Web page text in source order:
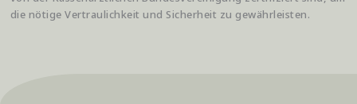
die nötige Vertraulichkeit und Sicherheit zu gewährleisten.